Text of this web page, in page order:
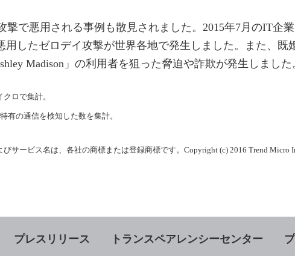
で悪用される事例も散見されました。2015年7月のIT企業
したゼロデイ攻撃が世界各地で発生しました。また、既
Madison」の利用者を狙った脅迫や詐欺が発生しました
ロで集計。
の通信を検知した数を集計。
ービス名は、各社の商標または登録商標です。Copyright (c) 2016 Trend Micro
プレスリリース トランスペアレンシーセンター